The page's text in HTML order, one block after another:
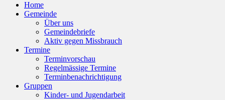
Home
Gemeinde
Über uns
Gemeindebriefe
Aktiv gegen Missbrauch
Termine
Terminvorschau
Regelmässige Termine
Terminbenachrichtigung
Gruppen
Kinder- und Jugendarbeit